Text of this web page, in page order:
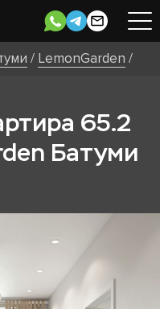
/ LemonGarden /
65.2
Батуми